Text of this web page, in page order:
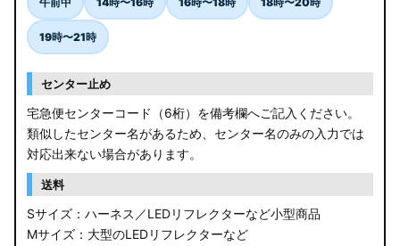
汎用LEDバルブ
アウトレット
JB64W/JB74W/JC74W ジムニー/シエラ/ノマド
19時〜21時
センター止め
宅急便センターコード（6桁）を備考欄へご記入ください。
類似したセンター名があるため、センター名のみの入力では
対応出来ない場合があります。
送料
Sサイズ：ハーネス／LEDリフレクターなど小型商品
Mサイズ：大型のLEDリフレクターなど